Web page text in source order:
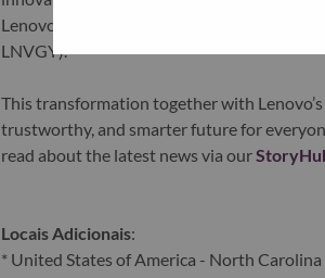
Lenovo is listed on the Hong Kong stock
LNVGY).
This transformation together with
trustworthy, and smarter future for
read about the latest news via our
Locais Adicionais:
* United States of America - North